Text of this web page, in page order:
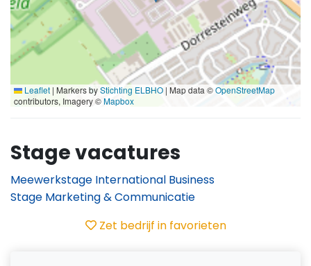
Leaflet | Markers byStichting ELBHO | Map data ©OpenStreetMap
contributors, Imagery ©Mapbox
Stage vacatures
Meewerkstage International Business
Stage Marketing & Communicatie
Zet bedrijf in favorieten